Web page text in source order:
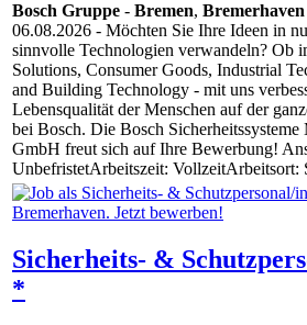
Bosch Gruppe - Bremen, Bremerhaven
06.08.2026 - Möchten Sie Ihre Ideen in
sinnvolle Technologien verwandeln? Ob
Solutions, Consumer Goods, Industrial
and Building Technology - mit uns
Lebensqualität der Menschen auf der
bei Bosch. Die Bosch Sicherheitssysteme
GmbH freut sich auf Ihre Bewerbung!
UnbefristetArbeitszeit: VollzeitArbeitsort:
Sicherheits- &
*